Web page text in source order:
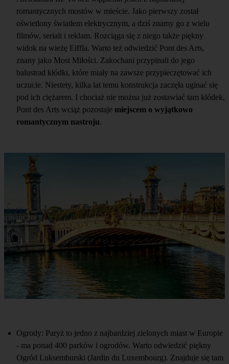
romantycznych mostów w mieście. Jako pierwszy został
oświetlony światłem elektrycznym, a dziś znamy go z wielu
filmów, seriali i reklam. Rozciąga się z niego także piękny
widok na wieżę Eiffla. Warto też odwiedzić Pont des Arts,
znany jako Most Miłości. Zakochani przypinali do jego
balustrad kłódki, które miały na zawsze przypieczętować ich
uczucie. Niestety, kilka lat temu konstrukcja zaczęła uginać się
pod ich ciężarem. I chociaż nie można już zostawiać tam kłódek,
Pont des Arts wciąż pozostaje miejscem o wyjątkowo
romantycznym nastroju.
Ogrody: Paryż to jedno z najbardziej zielonych miast w Europie
- ma ponad 400 parków i ogrodów. Warto odwiedzić piękny
Ogród Luksemburski (Jardin du Luxembourg). Znajduje się tam